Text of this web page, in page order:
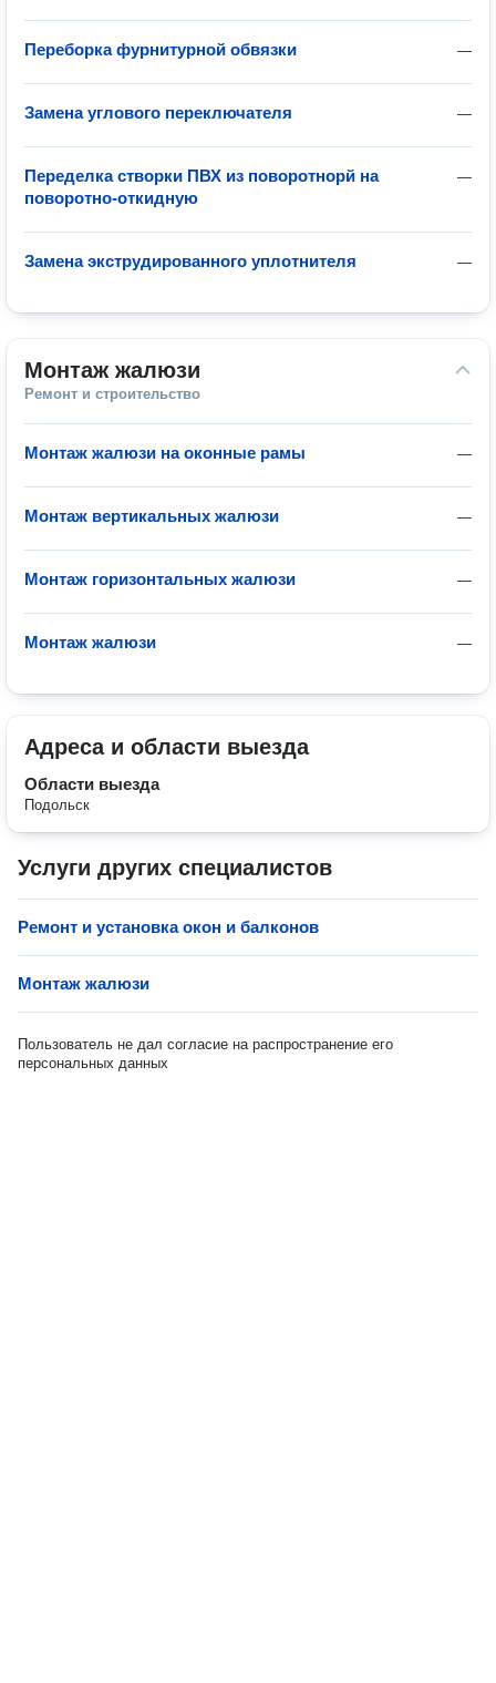
—
Переборка фурнитурной обвязки
—
Замена углового переключателя
—
Переделка створки ПВХ из поворотнорй на
поворотно-откидную
—
Замена экструдированного уплотнителя
Монтаж жалюзи
Ремонт и строительство
—
Монтаж жалюзи на оконные рамы
—
Монтаж вертикальных жалюзи
—
Монтаж горизонтальных жалюзи
—
Монтаж жалюзи
Адреса и области выезда
Области выезда
Подольск
Услуги других специалистов
Ремонт и установка окон и балконов
Монтаж жалюзи
Пользователь не дал согласие на распространение его
персональных данных